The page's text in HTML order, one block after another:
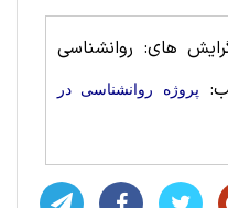
های: روانشناسی
پروژه روانشناسی در